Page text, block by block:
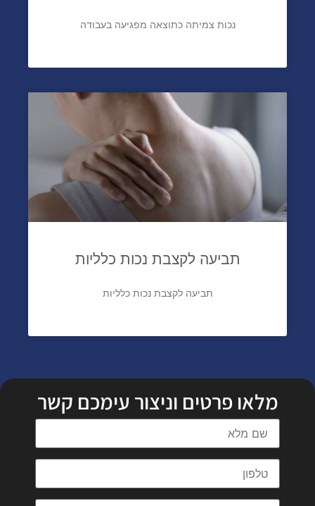
נכות צמיתה כתוצאה מפגיעה בעבודה
תביעה לקצבת נכות כלליות
תביעה לקצבת נכות כלליות
מלאו פרטים וניצור עימכם קשר